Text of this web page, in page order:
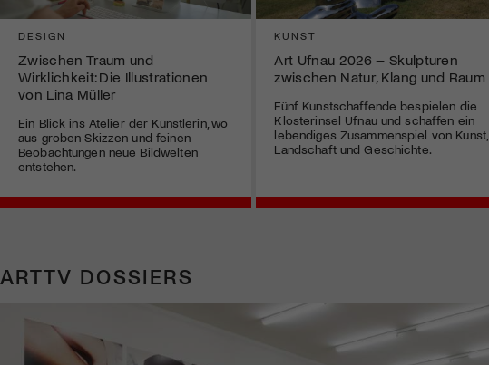
DESIGN
Zwischen Traum und
Wirklichkeit: Die Illustrationen
von Lina Müller
Ein Blick ins Atelier der Künstlerin, wo
aus groben Skizzen und feinen
Beobachtungen neue Bildwelten
entstehen.
KUNST
Art Ufnau 2026 – Skulpturen
zwischen Natur, Klang und Raum
Fünf Kunstschaffende bespielen die
Klosterinsel Ufnau und schaffen ein
lebendiges Zusammenspiel von Kunst,
Landschaft und Geschichte.
ARTTV DOSSIERS